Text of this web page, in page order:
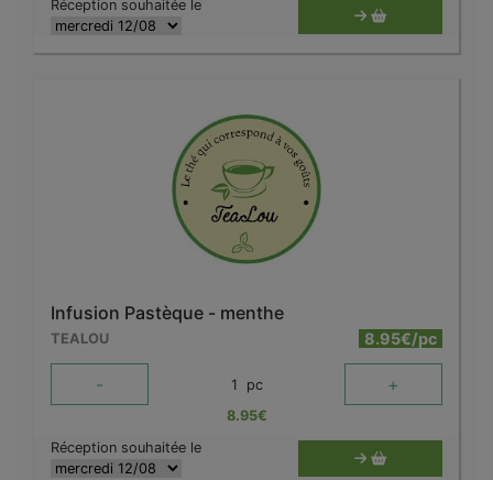
Réception souhaitée le
Infusion Pastèque - menthe
TEALOU 8.95€/pc
- 1 pc +
8.95€
Réception souhaitée le